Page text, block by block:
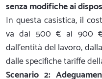
senza modifiche ai
In questa casistica, il
va dai 500 € ai 900
dall'entità del lavoro,
dalle specifiche tariffe
Scenario 2: